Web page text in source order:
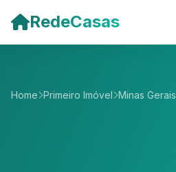
RedeCasas
Home Primeiro Imóvel Minas Gerais